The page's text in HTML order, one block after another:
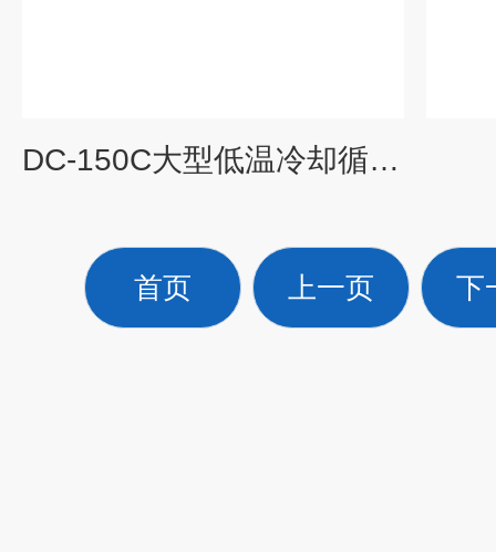
DC-150C大型低温冷却循环器
首页 上一页 下